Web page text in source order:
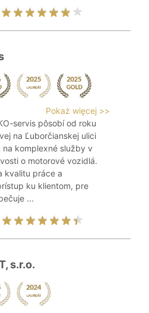
Pokaż więcej >>
servis pôsobí od roku
na Ľuborčianskej ulici
na komplexné služby v
o motorové vozidlá.
kvalitu práce a
ku klientom, pre
...
s.r.o.